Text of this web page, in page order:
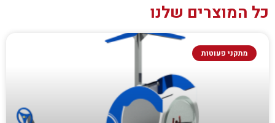
כל המוצרים שלנו
מתקני פעוטות